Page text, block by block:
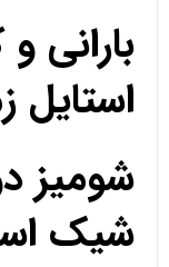
بارانی
استایل
شومیز
شیک